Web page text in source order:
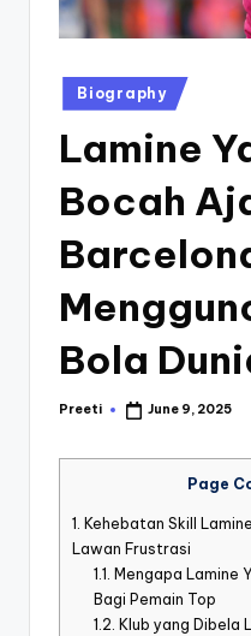
Posted
in
Biography
Lamine
Bocah
Bola
Posted
Preeti June 9, 2025
Page
1. Kehebatan Skill
Lawan Frustrasi
1.1. Mengapa Lamine
Bagi Pemain Top
1.2. Klub yang Dibela